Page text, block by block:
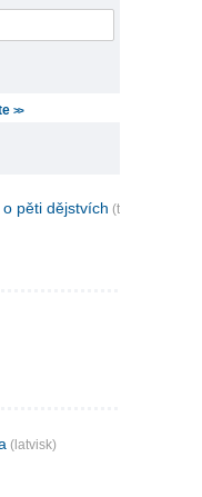
>>
pěti dějstvích (tsjekkisk)
(latvisk)